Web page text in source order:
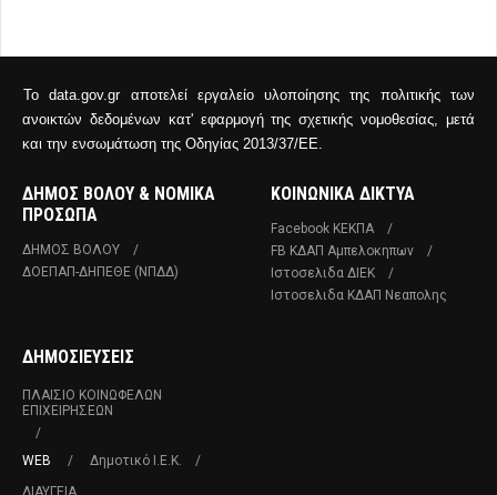
Το data.gov.gr αποτελεί εργαλείο υλοποίησης της πολιτικής των
ανοικτών δεδομένων κατ' εφαρμογή της σχετικής νομοθεσίας, μετά
και την ενσωμάτωση της Οδηγίας 2013/37/ΕΕ.
ΔΗΜΟΣ ΒΟΛΟΥ & ΝΟΜΙΚΑ
ΠΡΟΣΩΠΑ
ΔΗΜΟΣ ΒΟΛΟΥ
ΔΟΕΠΑΠ-ΔΗΠΕΘΕ (ΝΠΔΔ)
ΚΟΙΝΩΝΙΚΑ ΔΙΚΤΥΑ
Facebook ΚΕΚΠΑ
FB ΚΔΑΠ Αμπελοκηπων
Ιστοσελιδα ΔΙΕΚ
Ιστοσελιδα ΚΔΑΠ Νεαπολης
ΔΗΜΟΣΙΕΥΣΕΙΣ
ΠΛΑΊΣΙΟ ΚΟΙΝΩΦΕΛΏΝ
ΕΠΙΧΕΙΡΉΣΕΩΝ
WEB
Δημοτικό Ι.Ε.Κ.
ΔΙΑΥΓΕΙΑ